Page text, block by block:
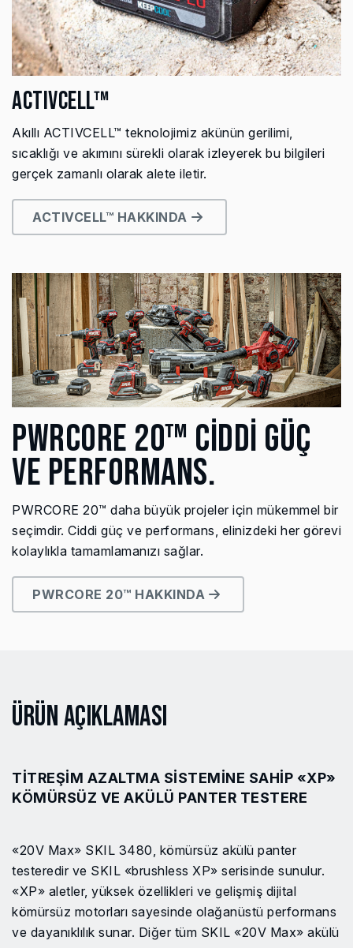
ACTIVCELL™
Akıllı ACTIVCELL™ teknolojimiz akünün gerilimi,
sıcaklığı ve akımını sürekli olarak izleyerek bu bilgileri
gerçek zamanlı olarak alete iletir.
ACTIVCELL™ HAKKINDA
PWRCORE 20™ CİDDİ GÜÇ
VE PERFORMANS.
PWRCORE 20™ daha büyük projeler için mükemmel bir
seçimdir. Ciddi güç ve performans, elinizdeki her görevi
kolaylıkla tamamlamanızı sağlar.
PWRCORE 20™ HAKKINDA
Ürün Açıklaması
TITREŞIM AZALTMA SISTEMINE SAHIP «XP»
KÖMÜRSÜZ VE AKÜLÜ PANTER TESTERE
«20V Max» SKIL 3480, kömürsüz akülü panter
testeredir ve SKIL «brushless XP» serisinde sunulur.
«XP» aletler, yüksek özellikleri ve gelişmiş dijital
kömürsüz motorları sayesinde olağanüstü performans
ve dayanıklılık sunar. Diğer tüm SKIL «20V Max» akülü